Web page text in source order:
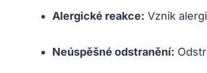
Alergické reakce: Vznik
Neúspěšné odstranění: